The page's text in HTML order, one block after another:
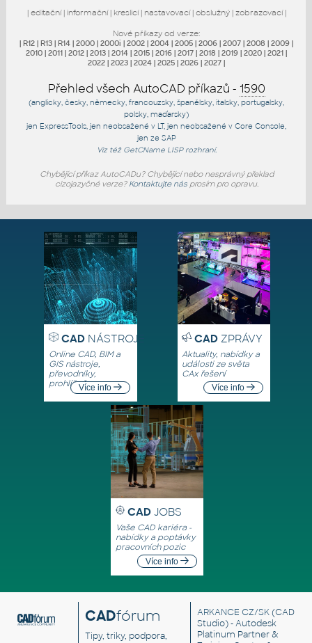
| editační| informační| kreslicí| nastavovací| obslužný| zobrazovací|
Nové příkazy od verze:
| R12 | R13 | R14 | 2000 | 2000i | 2002 | 2004 | 2005 | 2006 | 2007 | 2008 | 2009 |
2010 | 2011 | 2012 | 2013 | 2014 | 2015 | 2016 | 2017 | 2018 | 2019 | 2020 | 2021 |
2022 | 2023 | 2024 | 2025 | 2026 | 2027 |
Přehled všech AutoCAD příkazů - 1590
(anglicky, česky, německy, francouzsky, španělsky, italsky, portugalsky,
polsky, maďarsky)
jen ExpressTools , jen neobsažené v LT, jen neobsažené v Core Console
jen ze SAP
Viz též GetCNameLISP rozhraní.
Chybějící příkaz AutoCADu? Chybějící nebo nesprávný překlad
cizojazyčné verze? Kontaktujte násprosím pro opravu.
CADNÁSTROJE
Online CAD, BIM a
GIS nástroje,
převodníky,
prohlížečeVíce info
CADZPRÁVY
Aktuality, nabídky a
události ze světa
CAx řešení
Více info
CAD JOBS
Vaše CAD kariéra -
nabídky a poptávky
pracovních pozic
Více info
CADfórum
Tipy, triky, podpora,
ARKANCE CZ/SK(CAD
Studio) - Autodesk
Platinum Partner &